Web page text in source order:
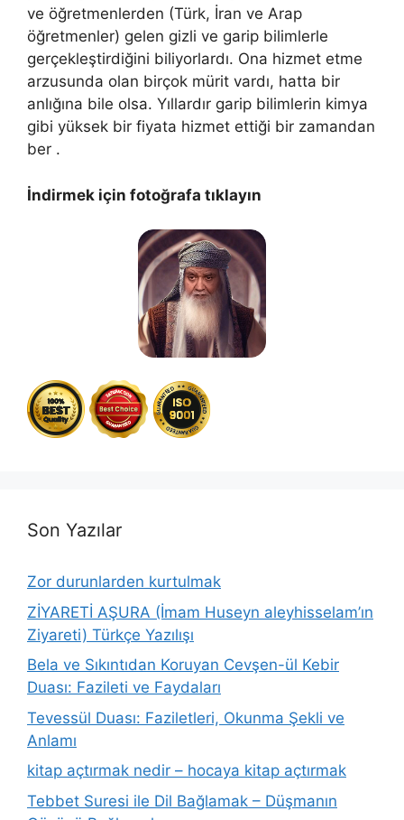
ve öğretmenlerden (Türk, İran ve Arap
öğretmenler) gelen gizli ve garip bilimlerle
gerçekleştirdiğini biliyorlardı. Ona hizmet etme
arzusunda olan birçok mürit vardı, hatta bir
anlığına bile olsa. Yıllardır garip bilimlerin kimya
gibi yüksek bir fiyata hizmet ettiği bir zamandan
ber .
İndirmek için fotoğrafa tıklayın
Son Yazılar
Zor durunlarden kurtulmak
ZİYARETİ AŞURA (İmam Huseyn aleyhisselam’ın
Ziyareti) Türkçe Yazılışı
Bela ve Sıkıntıdan Koruyan Cevşen-ül Kebir
Duası: Fazileti ve Faydaları
Tevessül Duası: Faziletleri, Okunma Şekli ve
Anlamı
kitap açtırmak nedir – hocaya kitap açtırmak
Tebbet Suresi ile Dil Bağlamak – Düşmanın